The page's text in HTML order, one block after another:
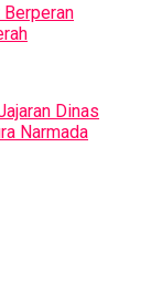
Dinas
Narmada